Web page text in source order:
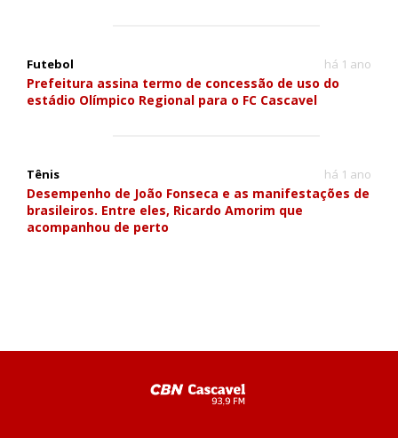
Futebol há 1 ano
Prefeitura assina termo de concessão de uso do
estádio Olímpico Regional para o FC Cascavel
Tênis há 1 ano
Desempenho de João Fonseca e as manifestações de
brasileiros. Entre eles, Ricardo Amorim que
acompanhou de perto